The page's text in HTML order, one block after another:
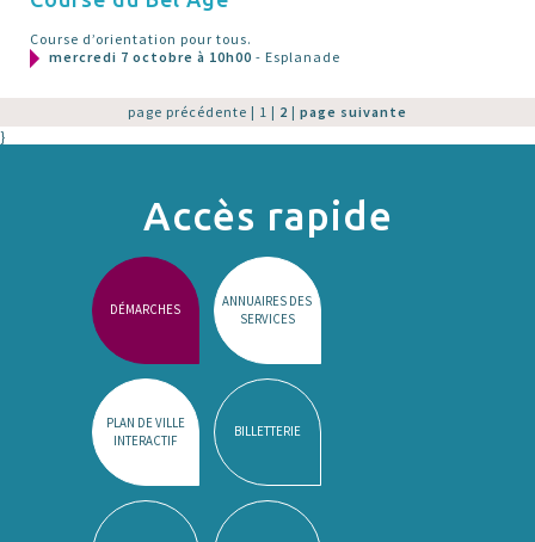
Course d’orientation pour tous.
mercredi 7 octobre à 10h00 - Esplanade
page précédente | 1 | 2 | page suivante
}
Accès rapide
DÉMARCHES
ANNUAIRES DES
SERVICES
PLAN DE VILLE
INTERACTIF
BILLETTERIE